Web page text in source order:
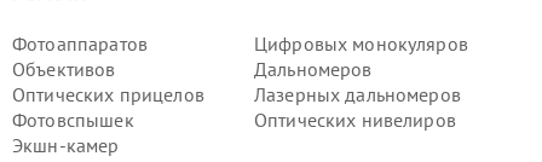
Фотоаппаратов
Объективов
Оптических прицелов
Фотовспышек
Экшн-камер
Цифровых монокуляров
Дальномеров
Лазерных дальномеров
Оптических нивелиров
Обновление ПО объектива Nikon в г.
Самара
Обновление ПО объектива Nikon в г.
Пермь
Обновление ПО объектива Nikon в г.
Красноярск